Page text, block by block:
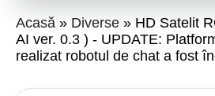
Acasă Diverse
HD Satelit
AI ver. 0.3 ) - UPDATE:
realizat robotul de chat a fost